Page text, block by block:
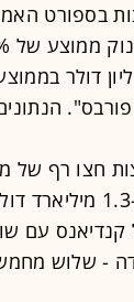
מיליון
הנתונים
חצו רף של
קנדיאנס עם
- שלוש מחמש